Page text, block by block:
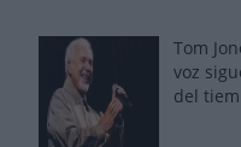
Tom
voz
del